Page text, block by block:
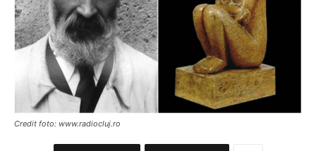
Credit foto: www.radiocluj.ro